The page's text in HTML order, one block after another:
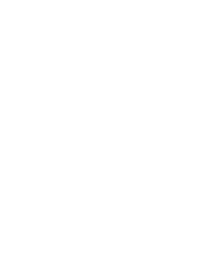
im April 2022!
Schätze, die unser schönes Rotes Meer zu
Minisafaris halten sie euch stets auf dem
stehen auf dem Programm. Ob im Norden
im Jahr könnt ihr mit uns zusammen auf die Reise